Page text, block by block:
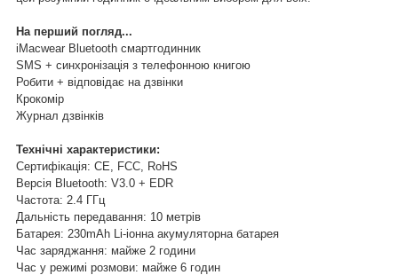
На перший погляд...
iMacwear Bluetooth смартгодинник
SMS + синхронізація з телефонною книгою
Робити + відповідає на дзвінки
Крокомір
Журнал дзвінків
Технічні характеристики:
Сертифікація: CE, FCC, RoHS
Версія Bluetooth: V3.0 + EDR
Частота: 2.4 ГГц
Дальність передавання: 10 метрів
Батарея: 230mAh Li-іонна акумуляторна батарея
Час заряджання: майже 2 години
Час у режимі розмови: майже 6 годин